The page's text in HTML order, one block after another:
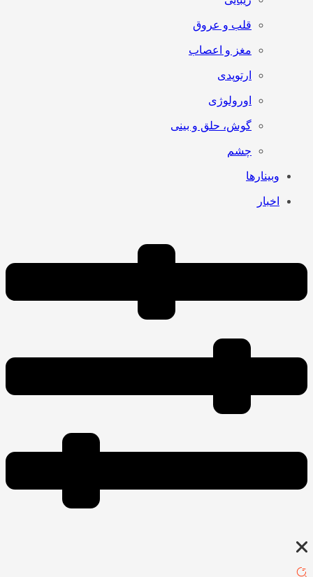
قلب و عروق
مغز و اعصاب
ارتوپدی
اورولوژی
گوش، حلق و بینی
چشم
وبینارها
اخبار